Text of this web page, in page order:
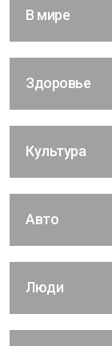
В мире
Здоровье
Культура
Авто
Люди